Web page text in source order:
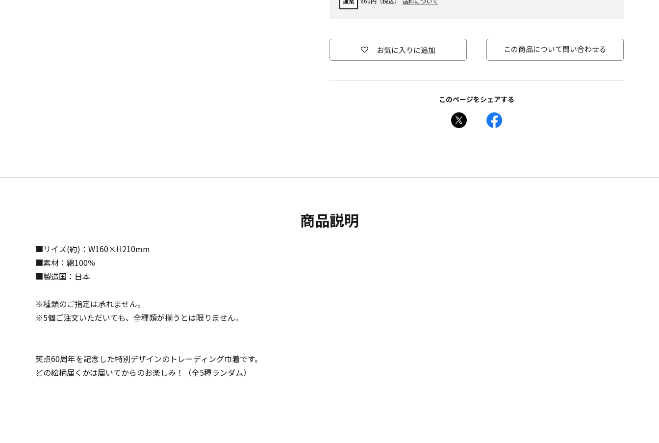
お気に入りに追加 この商品について問い合わせる
このページをシェアする
商品説明
■サイズ(約)：W160×H210mm
■素材：綿100％
■製造国：日本
※種類のご指定は承れません。
※5個ご注文いただいても、全種類が揃うとは限りません。
笑点60周年を記念した特別デザインのトレーディング巾着です。
どの絵柄届くかは届いてからのお楽しみ！（全5種ランダム）